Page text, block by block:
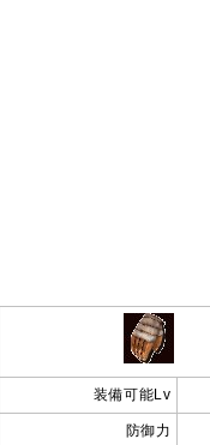
装備可能Lv
防御力